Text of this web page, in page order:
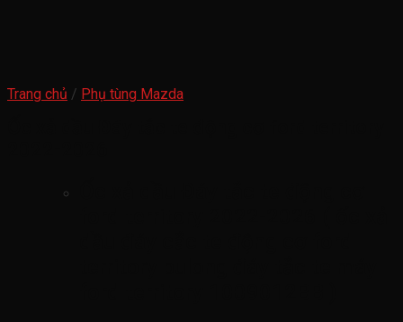
Trang chủ / Phụ tùng Mazda